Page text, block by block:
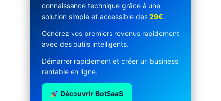
connaissance technique grâce à une
solution simple et accessible dès 29€.
Générez vos premiers revenus rapidement
avec des outils intelligents.
Démarrer rapidement et créer un business
rentable en ligne.
Découvrir BotSaaS